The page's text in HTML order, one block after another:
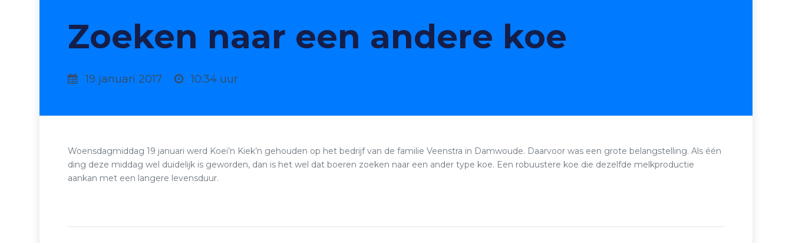
Zoeken naar een andere koe
19 januari 2017 10:34 uur
Woensdagmiddag 19 januari werd Koei’n Kiek’n gehouden op het bedrijf van de familie Veenstra in Damwoude. Daarvoor was een grote belangstelling. Als één
ding deze middag wel duidelijk is geworden, dan is het wel dat boeren zoeken naar een ander type koe. Een robuustere koe die dezelfde melkproductie
aankan met een langere levensduur.